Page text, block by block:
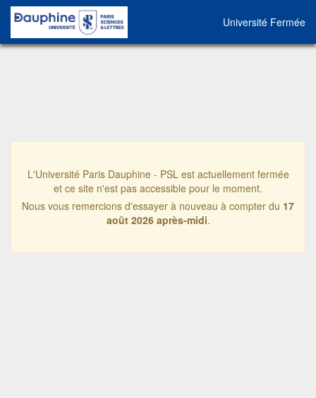
Université Fermée
L'Université Paris Dauphine - PSL est actuellement fermée
et ce site n'est pas accessible pour le moment.
Nous vous remercions d'essayer à nouveau à compter du 17
août 2026 après-midi.